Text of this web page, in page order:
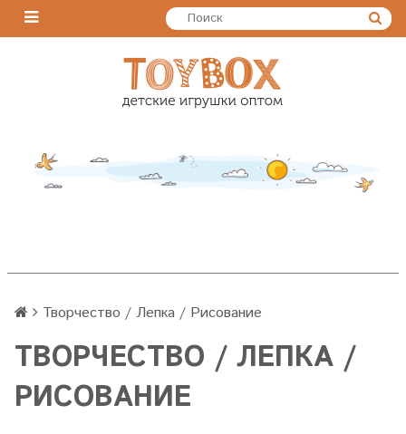
Творчество / Лепка / Рисование
ТВОРЧЕСТВО / ЛЕПКА /
РИСОВАНИЕ